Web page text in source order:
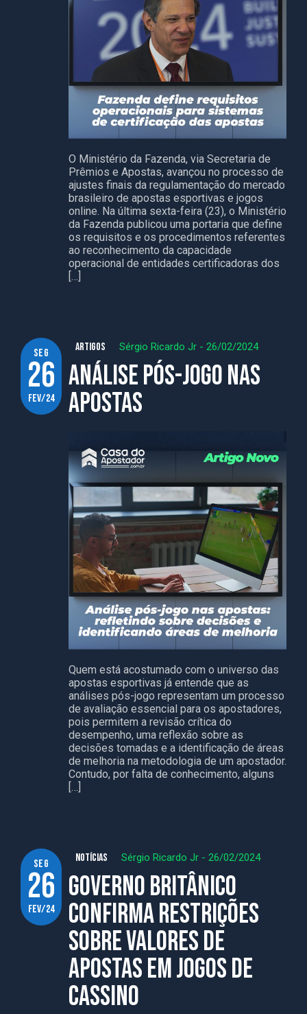
O Ministério da Fazenda, via Secretaria de
Prêmios e Apostas, avançou no processo de
ajustes finais da regulamentação do mercado
brasileiro de apostas esportivas e jogos
online. Na última sexta-feira (23), o Ministério
da Fazenda publicou uma portaria que define
os requisitos e os procedimentos referentes
ao reconhecimento da capacidade
operacional de entidades certificadoras dos
[…]
seg
26
fev/24
ARTIGOS Sérgio Ricardo Jr - 26/02/2024
Análise pós-jogo nas
apostas
Quem está acostumado com o universo das
apostas esportivas já entende que as
análises pós-jogo representam um processo
de avaliação essencial para os apostadores,
pois permitem a revisão crítica do
desempenho, uma reflexão sobre as
decisões tomadas e a identificação de áreas
de melhoria na metodologia de um apostador.
Contudo, por falta de conhecimento, alguns
[…]
seg
26
fev/24
NOTÍCIAS Sérgio Ricardo Jr - 26/02/2024
Governo britânico
confirma restrições
sobre valores de
apostas em jogos de
cassino